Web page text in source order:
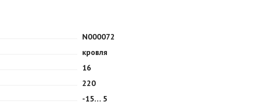
N000072
кровля
16
220
-15… 5